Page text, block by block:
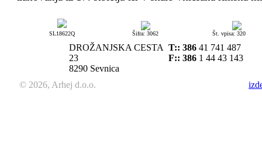
SL18622Q Šifra: 3062 Št. vpisa: 320
DROŽANJSKA CESTA
23
8290 Sevnica
T:: 386 41 741 487
F:: 386 1 44 43 143
© 2026, Arhej d.o.o.